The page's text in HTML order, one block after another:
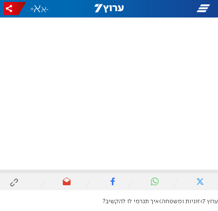
-
+
ערוץ 7 זוגיות ומשפחה איך תגרמי לו להקשיב?